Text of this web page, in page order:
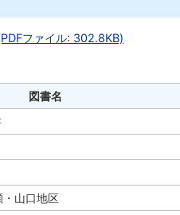
ファイル: 302.8KB)
図書名
山口地区